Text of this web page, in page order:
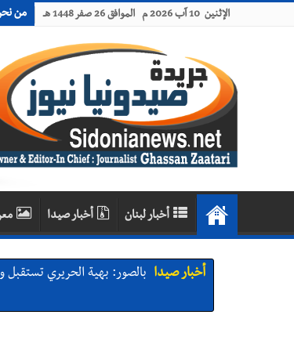
الإثنين 10 آب 2026 م الموافق 26 صفر 1448 هـ من
أخبار لبنان أخبار صيدا
أخبار صيدا بالصور: بهية الحريري